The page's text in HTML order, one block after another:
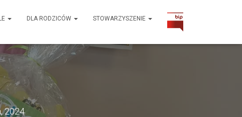
DLA RODZICÓW STOWARZYSZENIE
2024